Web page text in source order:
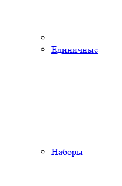
Единичные
Наборы